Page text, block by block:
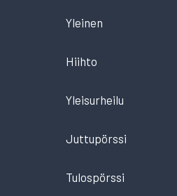
Yleinen
Hiihto
Yleisurheilu
Juttupörssi
Tulospörssi